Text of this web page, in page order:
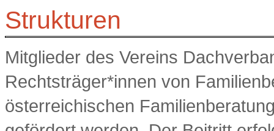
Strukturen
Mitglieder des Vereins
Rechtsträger*innen von
österreichischen